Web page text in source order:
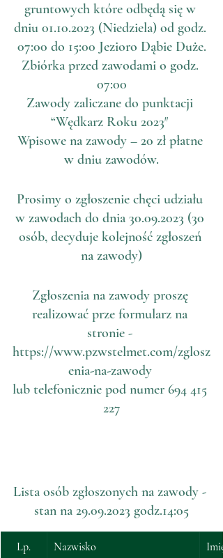
gruntowych które odbędą się w
dniu 01.10.2023 (Niedziela) od godz.
07:00 do 15:00 Jezioro Dąbie Duże.
Zbiórka przed zawodami o godz.
07:00
Zawody zaliczane do punktacji
“Wędkarz Roku 2023″
Wpisowe na zawody – 20 zł płatne
w dniu zawodów.
Prosimy o zgłoszenie chęci udziału
w zawodach do dnia 30.09.2023 (30
osób, decyduje kolejność zgłoszeń
na zawody)
Zgłoszenia na zawody proszę
realizować prze formularz na
stronie -
https://www.pzwstelmet.com/zglosz
enia-na-zawody
lub telefonicznie pod numer 694 415
227
Lista osób zgłoszonych na zawody -
stan na 29.09.2023 godz.14:05
Lp. Nazwisko Imię